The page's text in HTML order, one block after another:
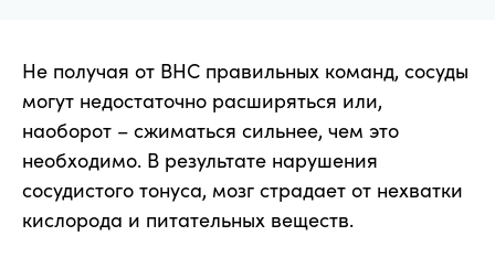
Не получая от ВНС правильных команд, сосуды
могут недостаточно расширяться или,
наоборот – сжиматься сильнее, чем это
необходимо. В результате нарушения
сосудистого тонуса, мозг страдает от нехватки
кислорода и питательных веществ.